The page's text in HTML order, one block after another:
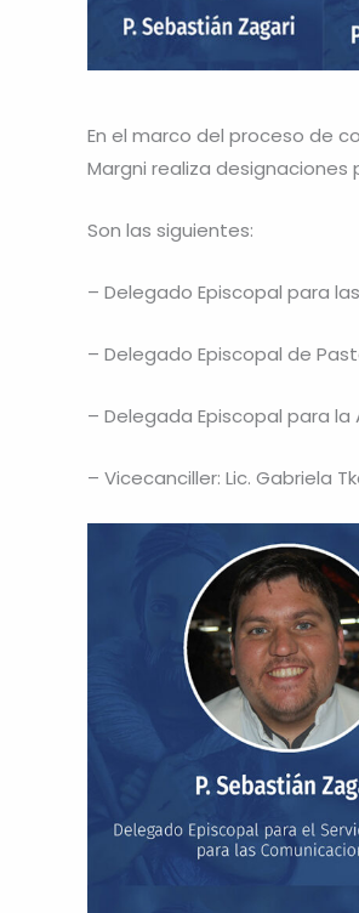
En el marco del proceso de
Margni realiza
Son las siguientes:
– Delegado Episcopal para
– Delegado Episcopal de
– Delegada Episcopal para la
– Vicecanciller: Lic. Gabriela